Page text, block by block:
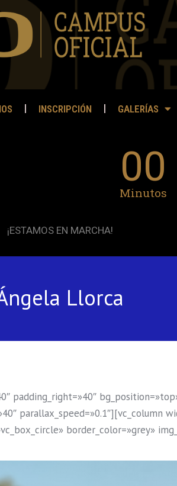
INSCRIPCIÓN GALERÍAS
00
Minutos
¡ESTAMOS EN MARCHA!
Llorca
padding_right=»40″
parallax_speed=»0.1″][vc_column
border_color=»grey»